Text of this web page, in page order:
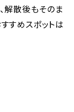
解散後もそのま
すめスポットは